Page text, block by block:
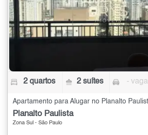
2 quartos 2 suítes - vaga
Planalto Paulista
Zona Sul - São Paulo